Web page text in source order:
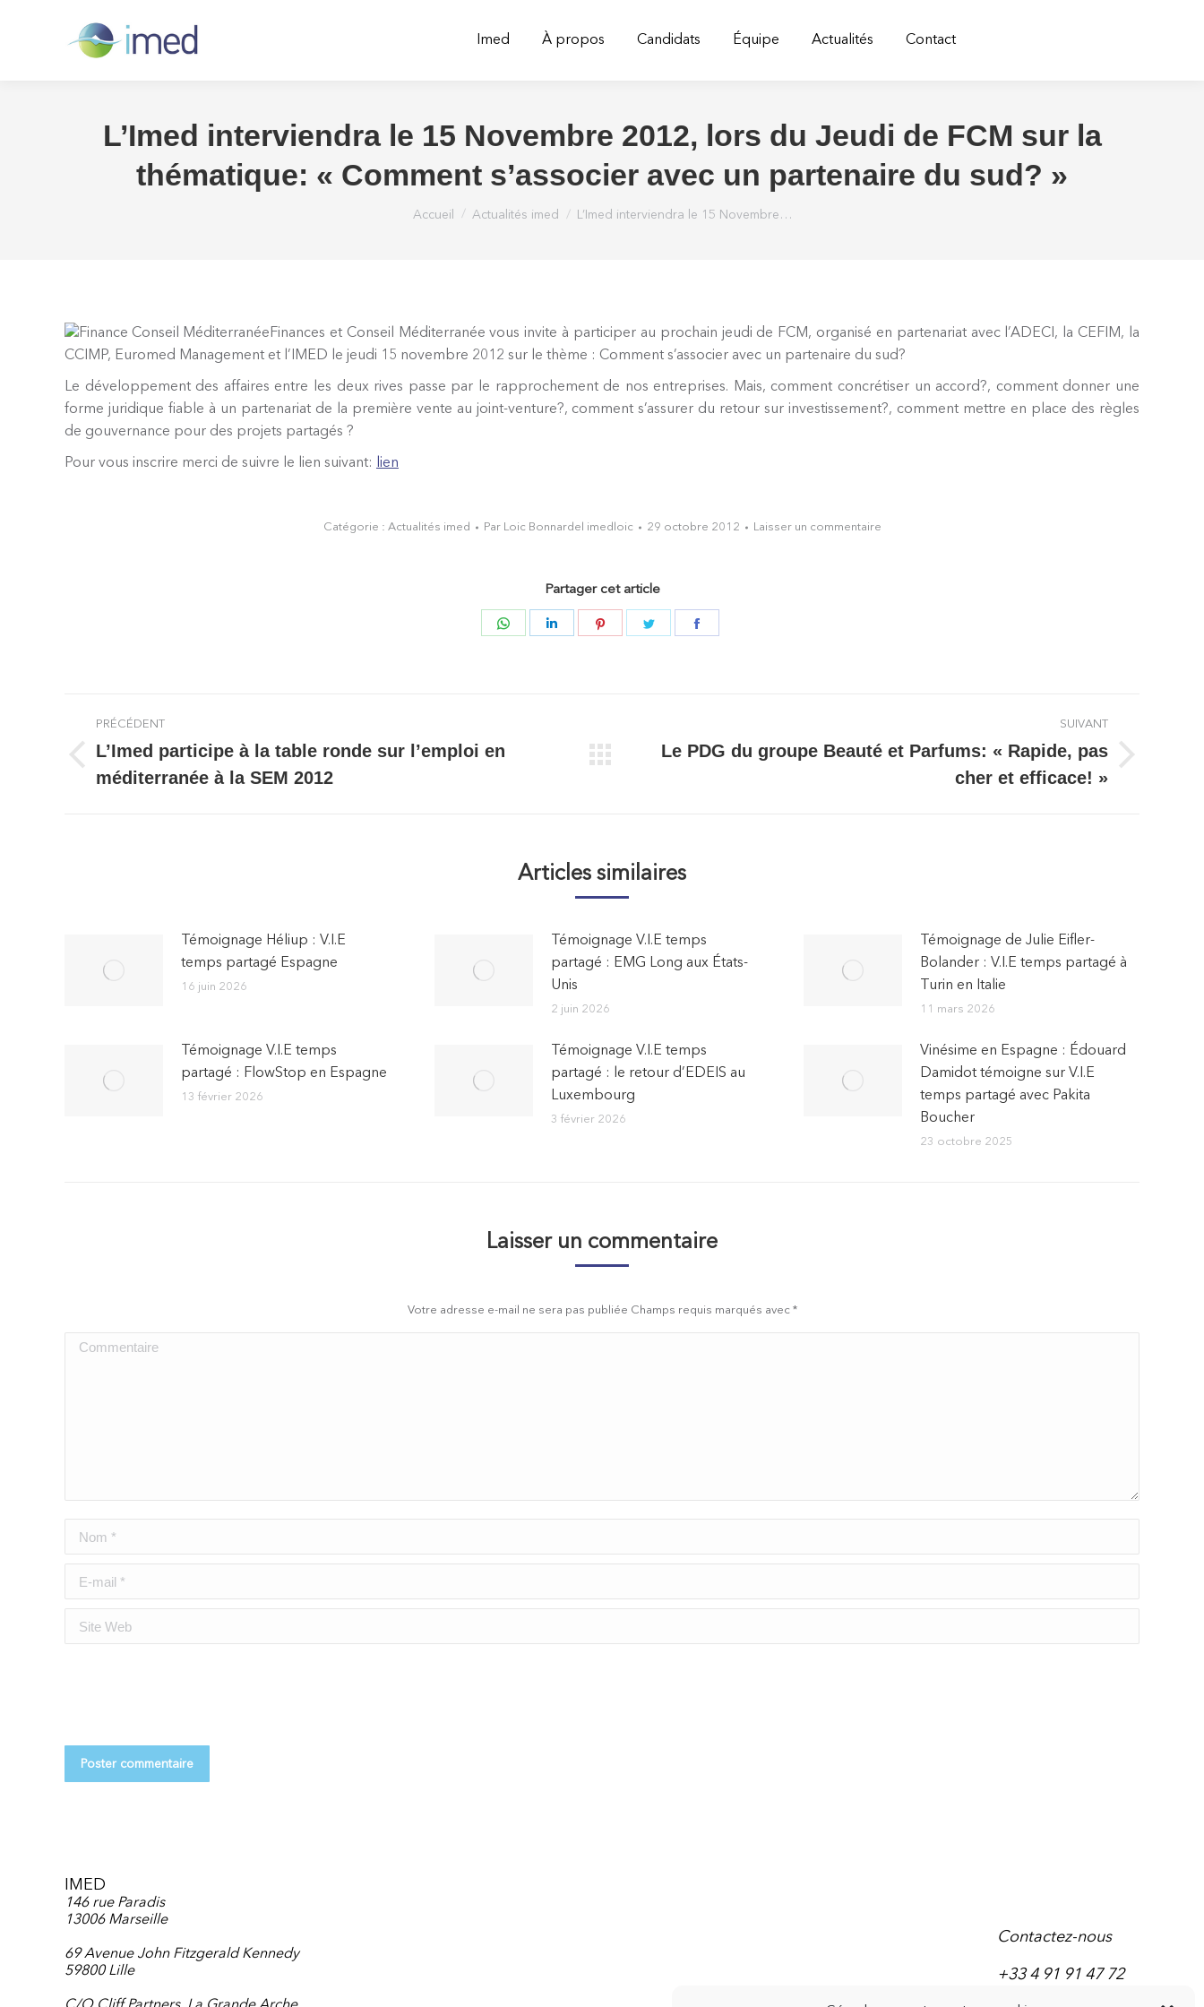
Imed À propos Candidats Équipe Actualités Contact
L’Imed interviendra le 15 Novembre 2012, lors du Jeudi de FCM sur la
thématique: « Comment s’associer avec un partenaire du sud? »
Accueil Actualités imed L’Imed interviendra le 15 Novembre…
Finances et Conseil Méditerranée vous invite à participer au prochain jeudi de FCM, organisé en partenariat avec l’ADECI, la CEFIM, la
CCIMP, Euromed Management et l’IMED le jeudi 15 novembre 2012 sur le thème : Comment s’associer avec un partenaire du sud?
Le développement des affaires entre les deux rives passe par le rapprochement de nos entreprises. Mais, comment concrétiser un accord?, comment donner une
forme juridique fiable à un partenariat de la première vente au joint-venture?, comment s’assurer du retour sur investissement?, comment mettre en place des règles
de gouvernance pour des projets partagés ?
Pour vous inscrire merci de suivre le lien suivant: lien
Catégorie : Actualités imed Par Loic Bonnardel imedloic 29 octobre 2012 Laisser un commentaire
Partager cet article
Partager Partager Partager Partager
Navigation
article
PRÉCÉDENT
précédent
L’Imed participe à la table ronde sur l’emploi en
méditerranée à la SEM 2012
SUIVANT
Le PDG du groupe Beauté et Parfums: « Rapide, pas
cher et efficace! »
Articles similaires
Témoignage Héliup : V.I.E
temps partagé Espagne
16 juin 2026
Témoignage V.I.E temps
partagé : EMG Long aux États-
Unis
2 juin 2026
Témoignage de Julie Eifler-
Bolander : V.I.E temps partagé à
Turin en Italie
11 mars 2026
Témoignage V.I.E temps
partagé : FlowStop en Espagne
13 février 2026
Témoignage V.I.E temps
partagé : le retour d’EDEIS au
Luxembourg
3 février 2026
Vinésime en Espagne : Édouard
Damidot témoigne sur V.I.E
temps partagé avec Pakita
Boucher
23 octobre 2025
Laisser un commentaire
Votre adresse e-mail ne sera pas publiée Champs requis marqués avec *
Commentaire
Nom *
E-mail *
Site Web
Poster commentaire
IMED
146 rue Paradis
13006 Marseille
69 Avenue John Fitzgerald Kennedy
59800 Lille
Contactez-nous
+33 4 91 91 47 72